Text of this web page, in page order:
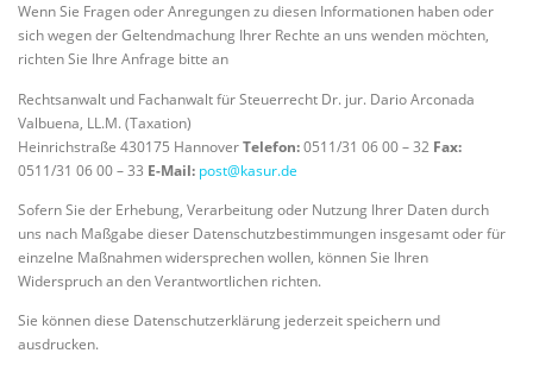
Wenn Sie Fragen oder Anregungen zu diesen Informationen haben oder
sich wegen der Geltendmachung Ihrer Rechte an uns wenden möchten,
richten Sie Ihre Anfrage bitte an
Rechtsanwalt und Fachanwalt für Steuerrecht Dr. jur. Dario Arconada
Valbuena, LL.M. (Taxation)
Heinrichstraße 430175 HannoverTelefon:0511/31 06 00 – 32 Fax:
0511/31 06 00 – 33 E-Mail: post@kasur.de
Sofern Sie der Erhebung, Verarbeitung oder Nutzung Ihrer Daten durch
uns nach Maßgabe dieser Datenschutzbestimmungen insgesamt oder für
einzelne Maßnahmen widersprechen wollen, können Sie Ihren
Widerspruch an den Verantwortlichen richten.
Sie können diese Datenschutzerklärung jederzeit speichern und
ausdrucken.